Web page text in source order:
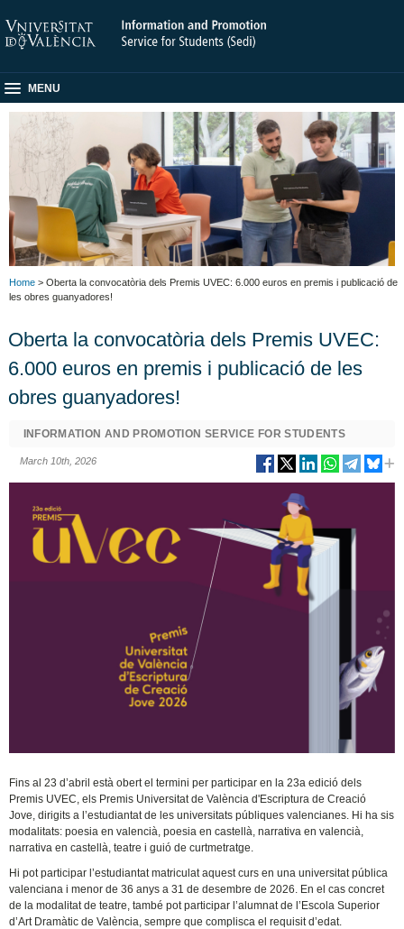
MENU
Home > Oberta la convocatòria dels Premis UVEC: 6.000 euros en premis i publicació de
les obres guanyadores!
Oberta la convocatòria dels Premis UVEC:
6.000 euros en premis i publicació de les
obres guanyadores!
INFORMATION AND PROMOTION SERVICE FOR STUDENTS
March 10th, 2026
Fins al 23 d’abril està obert el termini per participar en la 23a edició dels
Premis UVEC, els Premis Universitat de València d'Escriptura de Creació
Jove, dirigits a l’estudiantat de les universitats públiques valencianes. Hi ha sis
modalitats: poesia en valencià, poesia en castellà, narrativa en valencià,
narrativa en castellà, teatre i guió de curtmetratge.
Hi pot participar l’estudiantat matriculat aquest curs en una universitat pública
valenciana i menor de 36 anys a 31 de desembre de 2026. En el cas concret
de la modalitat de teatre, també pot participar l’alumnat de l’Escola Superior
d’Art Dramàtic de València, sempre que complisca el requisit d’edat.